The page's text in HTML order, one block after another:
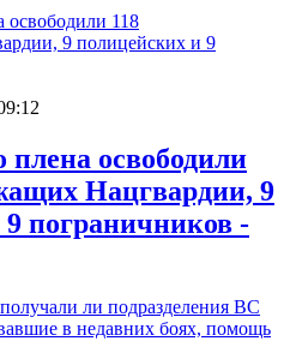
плена освободили
Нацгвардии, 9
пограничников -